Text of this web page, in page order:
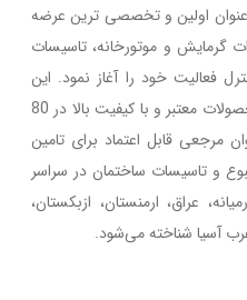
دمـاتجهیـز از سال ۱۳۸۳ به‌عنوان اولین و تخصصی ترین عرضه
گرمایش و موتورخانه، تاسیسات
فعالیت خود را آغاز نمود. این
مجموعه کامل و تخصصی با ارائه محصولات معتبر و با کیفیت بالا در 80
مرجعی قابل اعتماد برای تامین
و تاسیسات ساختمان در سراسر
عراق، ارمنستان، ازبکستان،
غرب آسیا شناخته می‌شود.